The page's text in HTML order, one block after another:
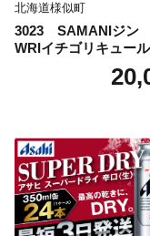
北海道様似町
3023 SAMANIジン
WRIイチゴリキュー
ト（箱入り）【大人
お酒 洋酒 スピリッツ
セット 詰め合わせ カ
ソーダ割り アルコー
ク ソーダ ジントニッ